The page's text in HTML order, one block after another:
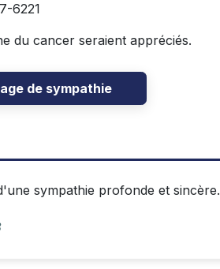
6221
du cancer seraient appréciés.
de sympathie
sympathie profonde et sincère.